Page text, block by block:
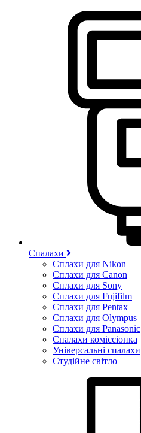
Спалахи
Сплахи для Nikon
Сплахи для Canon
Сплахи для Sony
Сплахи для Fujifilm
Сплахи для Pentax
Сплахи для Olympus
Сплахи для Panasonic
Спалахи коміссіонка
Універсальні спалахи
Студійне світло